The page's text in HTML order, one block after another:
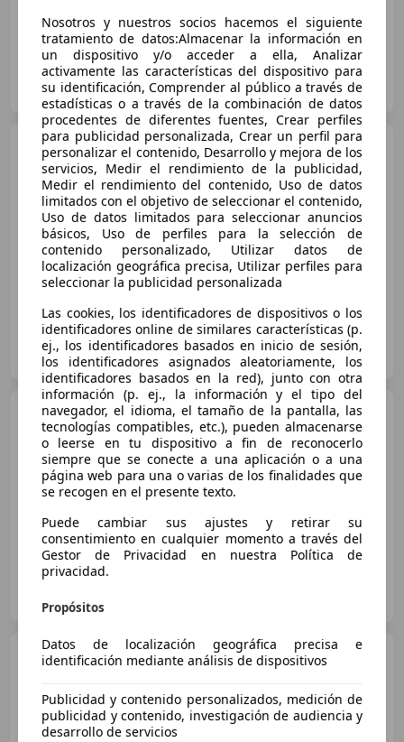
10/2016 81.000 km Gasolina 309 kW (420 CV)
Soficars Srls
IT-10095 Grugliasco - Torino - TO
Porsche 911 3.0 SC Targa
€ 59.500
04/1981 227.400 km Gasolina 150 kW (204 CV)
CarJager
FR-13510 Éguilles
Porsche 9113.0 SC TARGA
204 CH
€ 72.990
01/1981 55.500 km Gasolina -/-
ENBAYAMOTORS
FR-95750 Chars
Porsche 9113.0 SC Targa
Nosotros y nuestros socios hacemos el siguiente
tratamiento de datos:Almacenar la información en
un dispositivo y/o acceder a ella, Analizar
activamente las características del dispositivo para
su identificación, Comprender al público a través de
estadísticas o a través de la combinación de datos
procedentes de diferentes fuentes, Crear perfiles
para publicidad personalizada, Crear un perfil para
personalizar el contenido, Desarrollo y mejora de los
servicios, Medir el rendimiento de la publicidad,
Medir el rendimiento del contenido, Uso de datos
limitados con el objetivo de seleccionar el contenido,
Uso de datos limitados para seleccionar anuncios
básicos, Uso de perfiles para la selección de
contenido personalizado, Utilizar datos de
localización geográfica precisa, Utilizar perfiles para
seleccionar la publicidad personalizada
Las cookies, los identificadores de dispositivos o los
identificadores online de similares características (p.
ej., los identificadores basados en inicio de sesión,
los identificadores asignados aleatoriamente, los
identificadores basados en la red), junto con otra
información (p. ej., la información y el tipo del
navegador, el idioma, el tamaño de la pantalla, las
tecnologías compatibles, etc.), pueden almacenarse
o leerse en tu dispositivo a fin de reconocerlo
siempre que se conecte a una aplicación o a una
página web para una o varias de los finalidades que
se recogen en el presente texto.
Puede cambiar sus ajustes y retirar su
consentimiento en cualquier momento a través del
Gestor de Privacidad en nuestra Política de
privacidad.
Propósitos
Datos de localización geográfica precisa e
identificación mediante análisis de dispositivos
Publicidad y contenido personalizados, medición de
publicidad y contenido, investigación de audiencia y
desarrollo de servicios